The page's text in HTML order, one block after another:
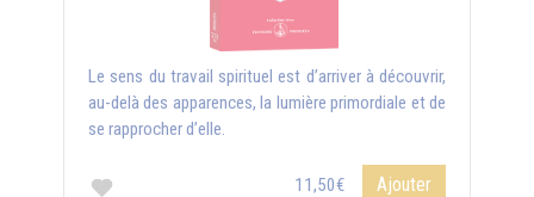
Le sens du travail spirituel est d’arriver à découvrir,
au-delà des apparences, la lumière primordiale et de
se rapprocher d’elle.
11,50€ Ajouter